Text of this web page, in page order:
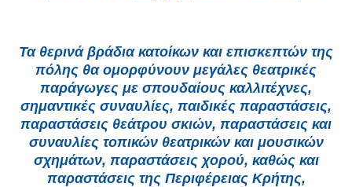
Τα θερινά βράδια κατοίκων και επισκεπτών της
πόλης θα ομορφύνουν μεγάλες θεατρικές
παράγωγες με σπουδαίους καλλιτέχνες,
σημαντικές συναυλίες, παιδικές παραστάσεις,
παραστάσεις θεάτρου σκιών, παραστάσεις και
συναυλίες τοπικών θεατρικών και μουσικών
σχημάτων, παραστάσεις χορού, καθώς και
παραστάσεις της Περιφέρειας Κρήτης,